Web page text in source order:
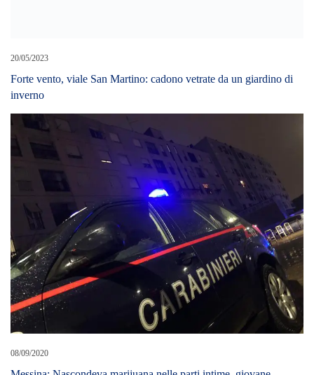
Messina: Nascondeva marijuana nelle parti intime, giovane
messinese arrestato dai Carabinieri.
MAFIA: LA DIA CONFISCA BENI A PREGIUDICATO